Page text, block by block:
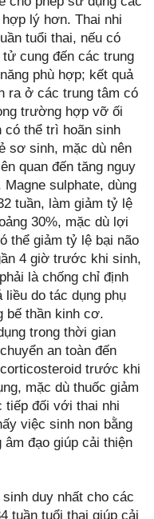
lý hơn. Thai nhi
tuổi thai, nếu có
cung đến các trung
phù hợp; kết quả
ra ở các trung tâm có
trường hợp vỡ ối
thể trì hoãn sinh
sơ sinh, mặc dù nên
quan đến tăng nguy
sulphate, dùng
tuần, làm giảm tỷ lệ
30%, mặc dù lợi
thể giảm tỷ lệ bại não
4 giờ trước khi sinh,
là chống chỉ định
liều do tác dụng phụ
bế thần kinh cơ.
trong thời gian
an toàn đến
trước khi
mặc dù thuốc giảm
tiếp đối với thai nhi
việc sinh non bằng
đạo giúp cải thiện
duy nhất cho các
tuần tuổi thai giúp cải